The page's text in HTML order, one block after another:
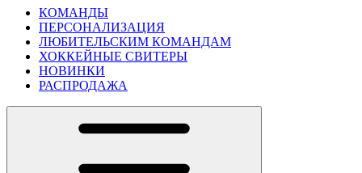
КОМАНДЫ
ПЕРСОНАЛИЗАЦИЯ
ЛЮБИТЕЛЬСКИМ КОМАНДАМ
ХОККЕЙНЫЕ СВИТЕРЫ
НОВИНКИ
РАСПРОДАЖА